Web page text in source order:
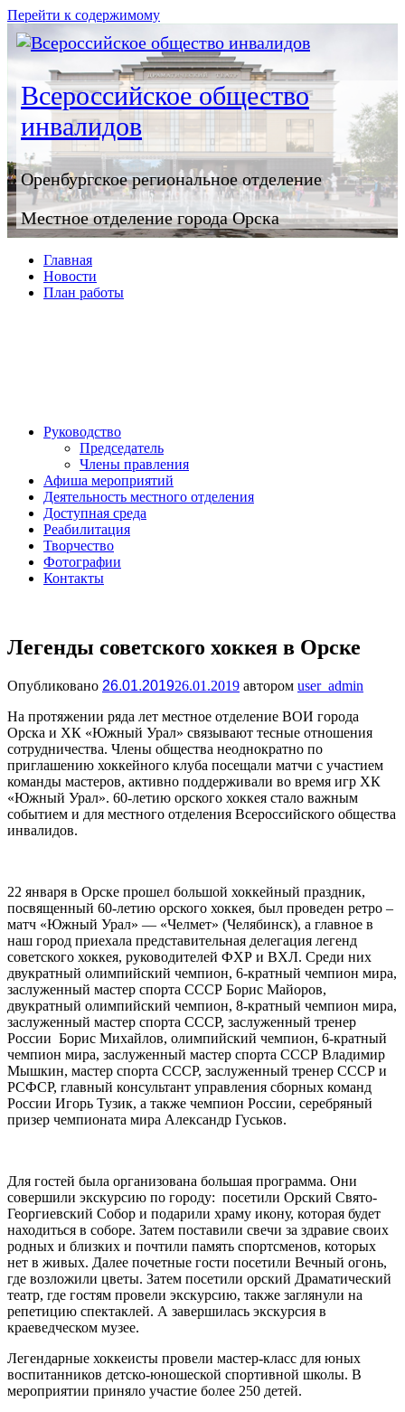
Перейти к содержимому
Всероссийское общество
инвалидов
Оренбургское регионaльное отделение
Местное отделение города Орска
Главная
Новости
План работы
Руководство
Председатель
Члены правления
Афиша мероприятий
Деятельность местного отделения
Доступная среда
Реабилитация
Творчество
Фотографии
Контакты
Легенды советского хоккея в Орске
Опубликовано 26.01.201926.01.2019 автором user_admin
На протяжении ряда лет местное отделение ВОИ города
Орска и ХК «Южный Урал» связывают тесные отношения
сотрудничества. Члены общества неоднократно по
приглашению хоккейного клуба посещали матчи с участием
команды мастеров, активно поддерживали во время игр ХК
«Южный Урал». 60-летию орского хоккея стало важным
событием и для местного отделения Всероссийского общества
инвалидов.
22 января в Орске прошел большой хоккейный праздник,
посвященный 60-летию орского хоккея, был проведен ретро –
матч «Южный Урал» — «Челмет» (Челябинск), а главное в
наш город приехала представительная делегация легенд
советского хоккея, руководителей ФХР и ВХЛ. Среди них
двукратный олимпийский чемпион, 6-кратный чемпион мира,
заслуженный мастер спорта СССР Борис Майоров,
двукратный олимпийский чемпион, 8-кратный чемпион мира,
заслуженный мастер спорта СССР, заслуженный тренер
России Борис Михайлов, олимпийский чемпион, 6-кратный
чемпион мира, заслуженный мастер спорта СССР Владимир
Мышкин, мастер спорта СССР, заслуженный тренер СССР и
РСФСР, главный консультант управления сборных команд
России Игорь Тузик, а также чемпион России, серебряный
призер чемпионата мира Александр Гуськов.
Для гостей была организована большая программа. Они
совершили экскурсию по городу: посетили Орский Свято-
Георгиевский Собор и подарили храму икону, которая будет
находиться в соборе. Затем поставили свечи за здравие своих
родных и близких и почтили память спортсменов, которых
нет в живых. Далее почетные гости посетили Вечный огонь,
где возложили цветы. Затем посетили орский Драматический
театр, где гостям провели экскурсию, также заглянули на
репетицию спектаклей. А завершилась экскурсия в
краеведческом музее.
Легендарные хоккеисты провели мастер-класс для юных
воспитанников детско-юношеской спортивной школы. В
мероприятии приняло участие более 250 детей.